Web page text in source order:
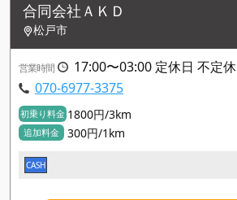
合同会社ＡＫＤ
松戸市
営業時間
17:00〜03:00 定休日 不定休
070-6977-3375
初乗り料金 1800円/3km
追加料金 300円/1km
CASH